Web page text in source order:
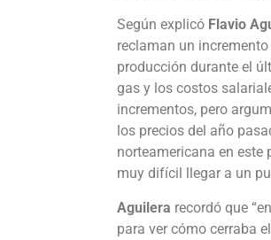
Según explicó Flavio
reclaman un
producción durante el
gas y los costos
incrementos, pero
los precios del año
norteamericana en este
muy difícil llegar a un
Aguilera recordó que
para ver cómo cerraba